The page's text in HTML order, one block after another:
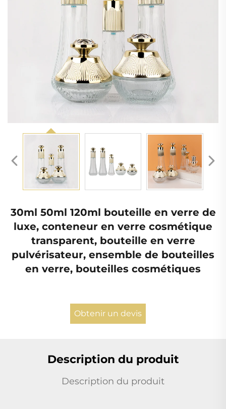
30ml 50ml 120ml bouteille en verre de
luxe, conteneur en verre cosmétique
transparent, bouteille en verre
pulvérisateur, ensemble de bouteilles
en verre, bouteilles cosmétiques
Obtenir un devis
Description du produit
Description du produit